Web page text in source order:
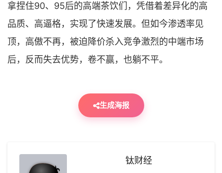
拿捏住90、95后的高端茶饮们，凭借着差异化的高
品质、高逼格，实现了快速发展。但如今渗透率见
顶，高傲不再，被迫降价杀入竞争激烈的中端市场
后，反而失去优势，卷不赢，也躺不平。
生成海报
钛财经